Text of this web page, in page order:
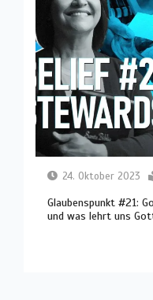
24. Oktober 2023
Glaubenspunkt #21:
und was lehrt uns